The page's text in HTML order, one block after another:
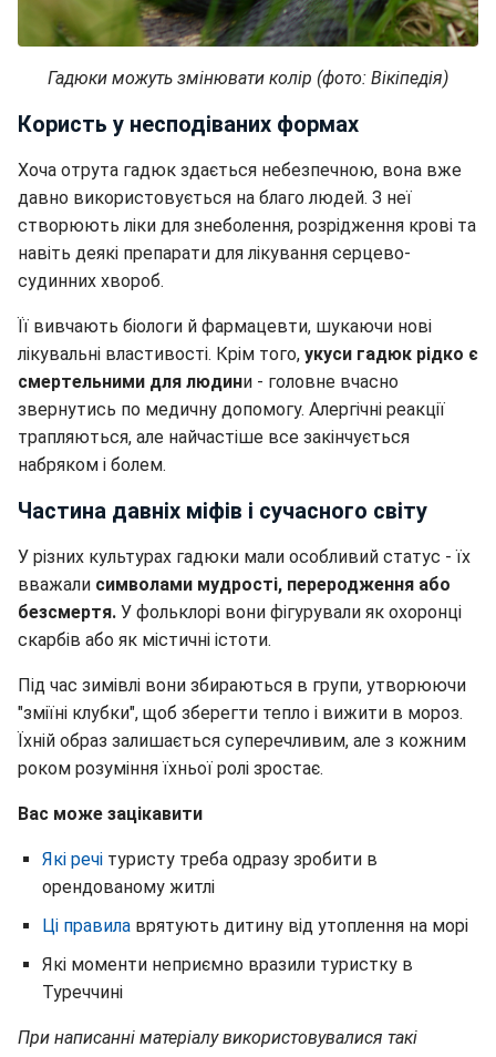
Гадюки можуть змінювати колір (фото: Вікіпедія)
Користь у несподіваних формах
Хоча отрута гадюк здається небезпечною, вона вже
давно використовується на благо людей. З неї
створюють ліки для знеболення, розрідження крові та
навіть деякі препарати для лікування серцево-
судинних хвороб.
Її вивчають біологи й фармацевти, шукаючи нові
лікувальні властивості. Крім того, укуси гадюк рідко є
смертельними для людини - головне вчасно
звернутись по медичну допомогу. Алергічні реакції
трапляються, але найчастіше все закінчується
набряком і болем.
Частина давніх міфів і сучасного світу
У різних культурах гадюки мали особливий статус - їх
вважали символами мудрості, переродження або
безсмертя. У фольклорі вони фігурували як охоронці
скарбів або як містичні істоти.
Під час зимівлі вони збираються в групи, утворюючи
"зміїні клубки", щоб зберегти тепло і вижити в мороз.
Їхній образ залишається суперечливим, але з кожним
роком розуміння їхньої ролі зростає.
Вас може зацікавити
Які речі туристу треба одразу зробити в
орендованому житлі
Ці правила врятують дитину від утоплення на морі
Які моменти неприємно вразили туристку в
Туреччині
При написанні матеріалу використовувалися такі